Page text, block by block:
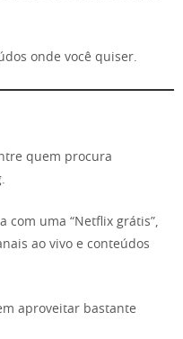
onde você quiser.
quem procura
com uma “Netflix grátis”,
ao vivo e conteúdos
aproveitar bastante